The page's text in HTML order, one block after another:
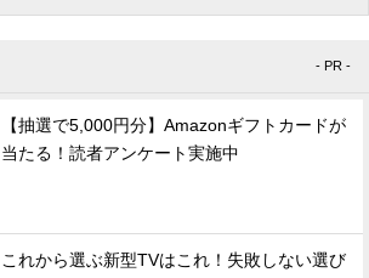
- PR -
【抽選で5,000円分】Amazonギフトカードが
当たる！読者アンケート実施中
これから選ぶ新型TVはこれ！失敗しない選び